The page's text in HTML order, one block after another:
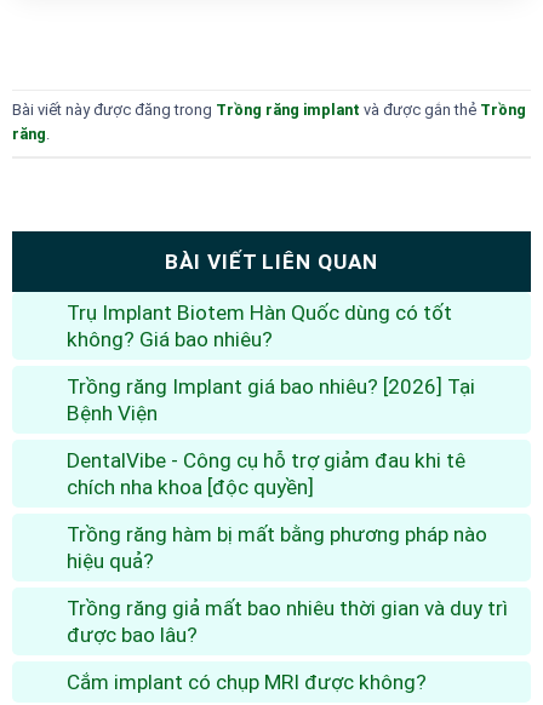
Bài viết này được đăng trong Trồng răng implant và được gắn thẻ Trồng
răng.
BÀI VIẾT LIÊN QUAN
Trụ Implant Biotem Hàn Quốc dùng có tốt
không? Giá bao nhiêu?
Trồng răng Implant giá bao nhiêu? [2026] Tại
Bệnh Viện
DentalVibe - Công cụ hỗ trợ giảm đau khi tê
chích nha khoa [độc quyền]
Trồng răng hàm bị mất bằng phương pháp nào
hiệu quả?
Trồng răng giả mất bao nhiêu thời gian và duy trì
được bao lâu?
Cắm implant có chụp MRI được không?